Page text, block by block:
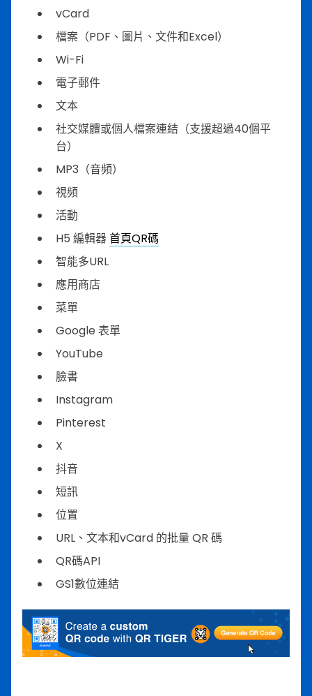
vCard
檔案（PDF、圖片、文件和Excel）
Wi-Fi
電子郵件
文本
社交媒體或個人檔案連結（支援超過40個平
台）
MP3（音頻）
視頻
活動
H5 編輯器首頁QR碼
智能多URL
應用商店
菜單
Google 表單
YouTube
臉書
Instagram
Pinterest
X
抖音
短訊
位置
URL、文本和vCard 的批量 QR 碼
QR碼API
GS1數位連結